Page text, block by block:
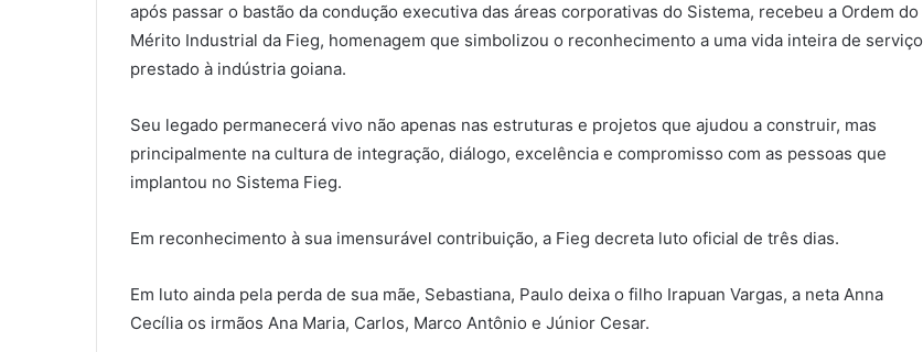
após passar o bastão da condução executiva das áreas corporativas do Sistema, recebeu a Ordem do
Mérito Industrial da Fieg, homenagem que simbolizou o reconhecimento a uma vida inteira de serviço
prestado à indústria goiana.
Seu legado permanecerá vivo não apenas nas estruturas e projetos que ajudou a construir, mas
principalmente na cultura de integração, diálogo, excelência e compromisso com as pessoas que
implantou no Sistema Fieg.
Em reconhecimento à sua imensurável contribuição, a Fieg decreta luto oficial de três dias.
Em luto ainda pela perda de sua mãe, Sebastiana, Paulo deixa o filho Irapuan Vargas, a neta Anna
Cecília os irmãos Ana Maria, Carlos, Marco Antônio e Júnior Cesar.